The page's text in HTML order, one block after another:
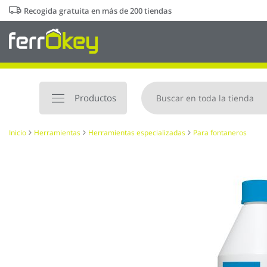
Ir
al
contenido
Recogida gratuita en más de 200 tiendas
Productos
Inicio Herramientas Herramientas especializadas Para fontaneros